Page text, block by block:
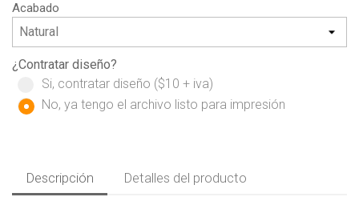
Acabado
¿Contratar diseño?
Si, contratar diseño ($10 + iva)
No, ya tengo el archivo listo para impresión
Descripción Detalles del producto